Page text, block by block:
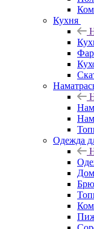
Кухня
Одежда